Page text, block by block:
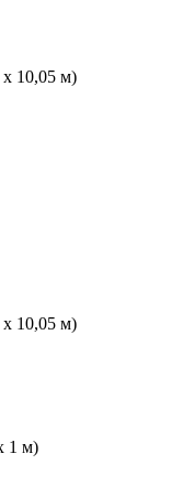
10,05 м)
10,05 м)
1 м)